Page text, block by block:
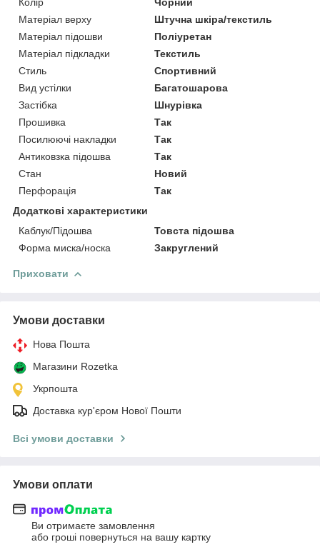
Матеріал верху
Штучна шкіра/текстиль
Матеріал підошви
Поліуретан
Матеріал підкладки
Текстиль
Стиль
Спортивний
Вид устілки
Багатошарова
Застібка
Шнурівка
Прошивка
Так
Посилюючі накладки
Так
Антиковзка підошва
Так
Стан
Новий
Перфорація
Так
Додаткові характеристики
Каблук/Підошва
Товста підошва
Форма миска/носка
Закруглений
Приховати
Умови доставки
Нова Пошта
Магазини Rozetka
Укрпошта
Доставка кур'єром Нової Пошти
Всі умови доставки
Умови оплати
Ви отримаєте замовлення
або гроші повернуться на вашу картку